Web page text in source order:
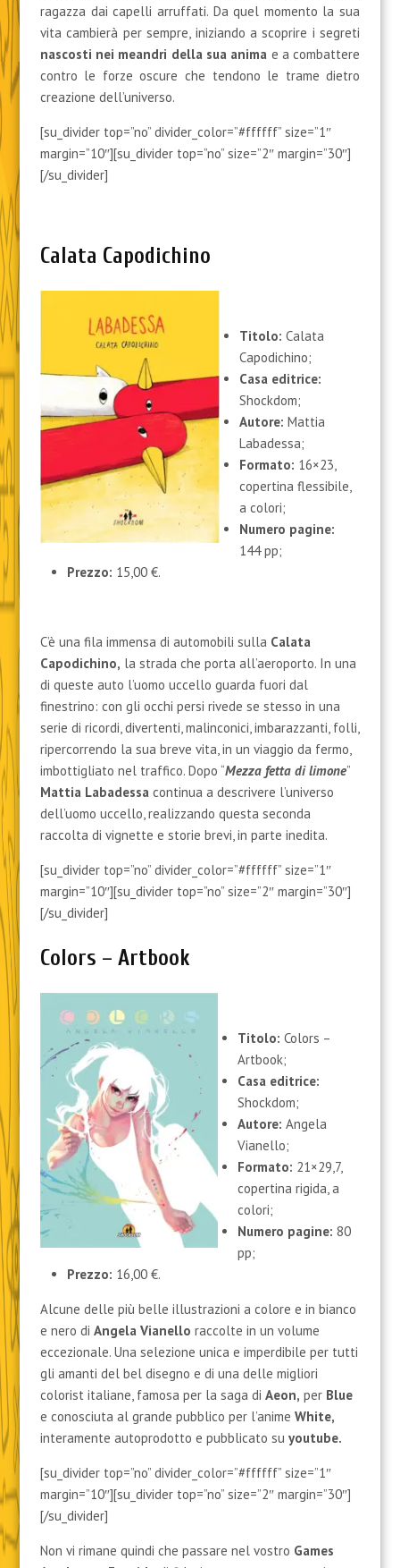
ragazza dai capelli arruffati. Da quel momento la sua
vita cambierà per sempre, iniziando a scoprire i segreti
nascosti nei meandri della sua anima e a combattere
contro le forze oscure che tendono le trame dietro
creazione dell’universo.
[su_divider top=”no” divider_color=”#ffffff” size=”1″
margin=”10″][su_divider top=”no” size=”2″ margin=”30″]
[/su_divider]
Calata Capodichino
Titolo: Calata
Capodichino;
Casa editrice:
Shockdom;
Autore: Mattia
Labadessa;
Formato: 16×23,
copertina flessibile,
a colori;
Numero pagine:
144 pp;
Prezzo: 15,00 €.
C’è una fila immensa di automobili sulla Calata
Capodichino, la strada che porta all’aeroporto. In una
di queste auto l’uomo uccello guarda fuori dal
finestrino: con gli occhi persi rivede se stesso in una
serie di ricordi, divertenti, malinconici, imbarazzanti, folli,
ripercorrendo la sua breve vita, in un viaggio da fermo,
imbottigliato nel traffico. Dopo “Mezza fetta di limone”
Mattia Labadessacontinua a descrivere l’universo
dell’uomo uccello, realizzando questa seconda
raccolta di vignette e storie brevi, in parte inedita.
[su_divider top=”no” divider_color=”#ffffff” size=”1″
margin=”10″][su_divider top=”no” size=”2″ margin=”30″]
[/su_divider]
Colors – Artbook
Titolo: Colors –
Artbook;
Casa editrice:
Shockdom;
Autore: Angela
Vianello;
Formato: 21×29,7,
copertina rigida, a
colori;
Numero pagine: 80
pp;
Prezzo: 16,00 €.
Alcune delle più belle illustrazioni a colore e in bianco
e nero di Angela Vianello raccolte in un volume
eccezionale. Una selezione unica e imperdibile per tutti
gli amanti del bel disegno e di una delle migliori
colorist italiane, famosa per la saga di Aeon, per Blue
e conosciuta al grande pubblico per l’anime White,
interamente autoprodotto e pubblicato su youtube.
[su_divider top=”no” divider_color=”#ffffff” size=”1″
margin=”10″][su_divider top=”no” size=”2″ margin=”30″]
[/su_divider]
Non vi rimane quindi che passare nel vostro Games